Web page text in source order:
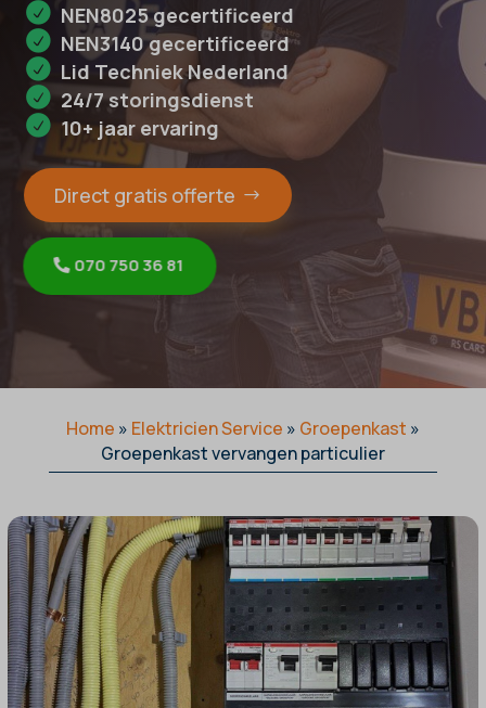
NEN8025 gecertificeerd
NEN3140 gecertificeerd
Lid Techniek Nederland
24/7 storingsdienst
10+ jaar ervaring
Direct gratis offerte
070 750 36 81
Home » Elektricien Service » Groepenkast »
Groepenkast vervangen particulier